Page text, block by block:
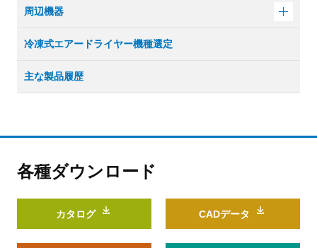
周辺機器
冷凍式エアードライヤー機種選定
主な製品履歴
各種ダウンロード
カタログ CADデータ